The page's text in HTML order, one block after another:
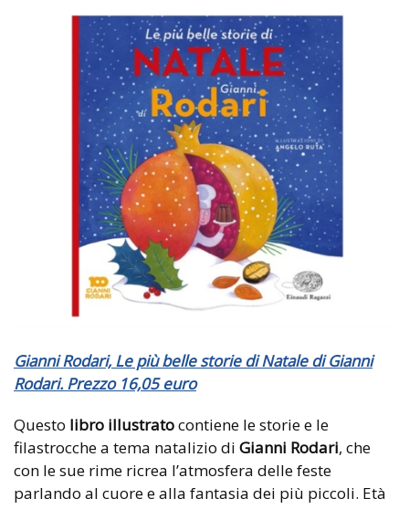
Gianni Rodari, Le più belle storie di Natale di Gianni
Rodari. Prezzo 16,05 euro
Questo libro illustratocontiene le storie e le
filastrocche a tema natalizio di Gianni Rodari, che
con le sue rime ricrea l’atmosfera delle feste
parlando al cuore e alla fantasia dei più piccoli. Età